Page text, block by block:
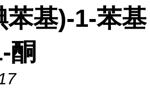
苯基)-1-苯基
酮